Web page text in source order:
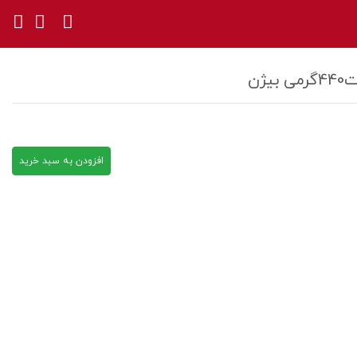
افزودن به سبد خرید